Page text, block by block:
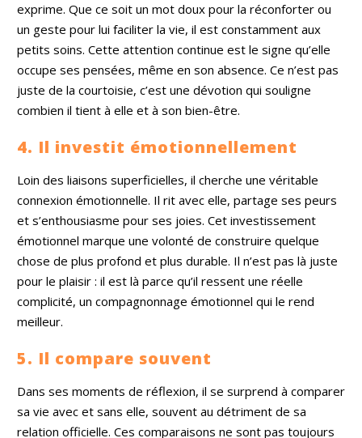
exprime. Que ce soit un mot doux pour la réconforter ou
un geste pour lui faciliter la vie, il est constamment aux
petits soins. Cette attention continue est le signe qu’elle
occupe ses pensées, même en son absence. Ce n’est pas
juste de la courtoisie, c’est une dévotion qui souligne
combien il tient à elle et à son bien-être.
4. Il investit émotionnellement
Loin des liaisons superficielles, il cherche une véritable
connexion émotionnelle. Il rit avec elle, partage ses peurs
et s’enthousiasme pour ses joies. Cet investissement
émotionnel marque une volonté de construire quelque
chose de plus profond et plus durable. Il n’est pas là juste
pour le plaisir : il est là parce qu’il ressent une réelle
complicité, un compagnonnage émotionnel qui le rend
meilleur.
5. Il compare souvent
Dans ses moments de réflexion, il se surprend à comparer
sa vie avec et sans elle, souvent au détriment de sa
relation officielle. Ces comparaisons ne sont pas toujours